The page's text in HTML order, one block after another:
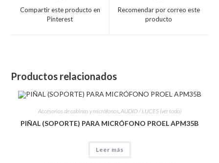
Compartir este producto en
Pinterest
Recomendar por correo este
producto
Productos relacionados
Accesorios de cabinas y micrófonos AUDIO / LUCES (ver todo)
PIÑAL (SOPORTE) PARA MICRÓFONO PROEL APM35B
Leer más